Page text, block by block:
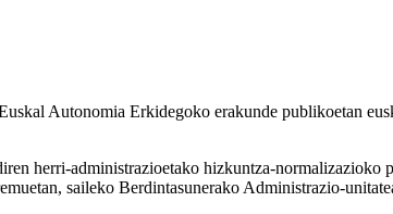
Autonomia Erkidegoko erakunde publikoetan
herri-administrazioetako hizkuntza-
saileko Berdintasunerako Administrazio-